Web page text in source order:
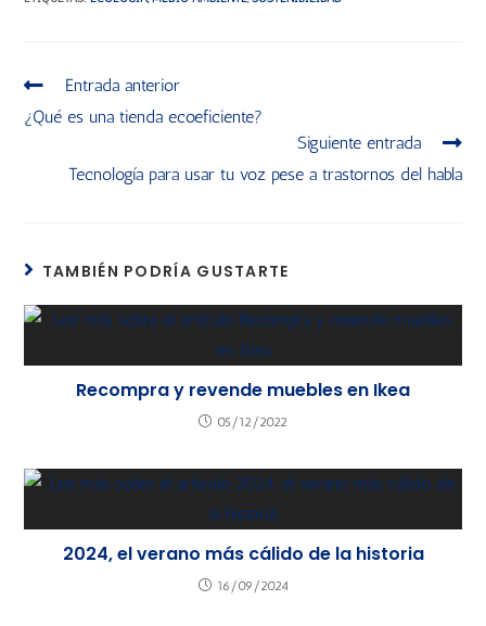
Entrada anterior
¿Qué es una tienda ecoeficiente?
Siguiente entrada
Tecnología para usar tu voz pese a trastornos del habla
TAMBIÉN PODRÍA GUSTARTE
Recompra y revende muebles en Ikea
05/12/2022
2024, el verano más cálido de la historia
16/09/2024